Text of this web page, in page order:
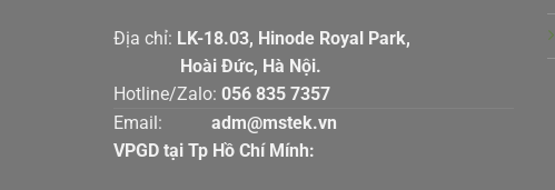
Địa chỉ: LK-18.03, Hinode Royal Park,
Hoài Đức, Hà Nội.
Hotline/Zalo: 056 835 7357
Email:
adm@mstek.vn
VPGD tại Tp Hồ Chí Mính: